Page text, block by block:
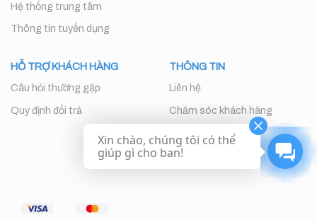
Hệ thống trung tâm
Thông tin tuyển dụng
HỖ TRỢ KHÁCH HÀNG
Câu hỏi thường gặp
Quy định đổi trả
THÔNG TIN
Liên hệ
Chăm sóc khách hàng
Xin chào, chúng tôi có thể
giúp gì cho ban!